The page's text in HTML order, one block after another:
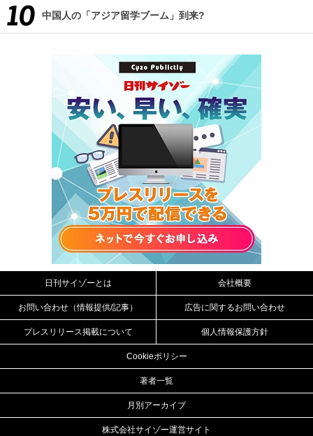
中国人の「アジア留学ブーム」到来?
日刊サイゾーとは 会社概要
お問い合わせ（情報提供/記事） 広告に関するお問い合わせ
プレスリリース掲載について 個人情報保護方針
Cookieポリシー
著者一覧
月別アーカイブ
株式会社サイゾー運営サイト